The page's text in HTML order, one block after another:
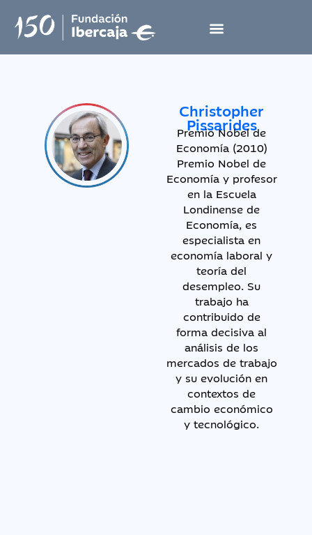
Christopher
Pissarides
Premio Nobel de
Economía (2010)
Premio Nobel de
Economía y profesor
en la Escuela
Londinense de
Economía, es
especialista en
economía laboral y
teoría del
desempleo. Su
trabajo ha
contribuido de
forma decisiva al
análisis de los
mercados de trabajo
y su evolución en
contextos de
cambio económico
y tecnológico.